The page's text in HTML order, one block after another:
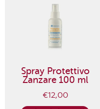
Spray Protettivo
Zanzare 100 ml
€12,00